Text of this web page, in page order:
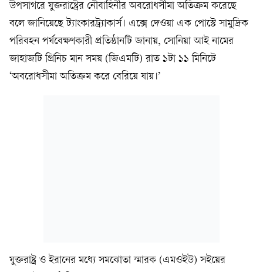
উপসাগরে যুক্তরাষ্ট্রের নৌবাহিনীর অবরোধসীমা অতিক্রম করেছে
বলে জানিয়েছে ট্যাংকারট্র্যাকার্স। এক্সে দেওয়া এক পোস্টে সামুদ্রিক
পরিবহন পর্যবেক্ষণকারী প্রতিষ্ঠানটি জানায়, সোনিয়া আই নামের
জাহাজটি গ্রিনিচ মান সময় (জিএমটি) রাত ১টা ১১ মিনিটে
‘অবরোধসীমা অতিক্রম করে বেরিয়ে যায়।’
যুক্তরাষ্ট্র ও ইরানের মধ্যে সমঝোতা স্মারক (এমওইউ) সইয়ের